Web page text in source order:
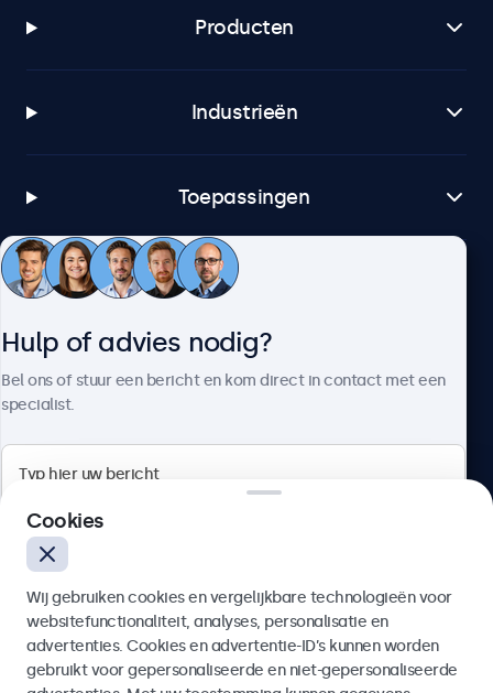
Producten
Industrieën
Toepassingen
Klantenservice
4.8/5 door 5000+ bedrijven
Nederlands
Hulp of advies nodig?
Bel ons of stuur een bericht en kom direct in contact met een
specialist.
Cookies
Wij gebruiken cookies en vergelijkbare technologieën voor
websitefunctionaliteit, analyses, personalisatie en
advertenties. Cookies en advertentie-ID’s kunnen worden
gebruikt voor gepersonaliseerde en niet-gepersonaliseerde